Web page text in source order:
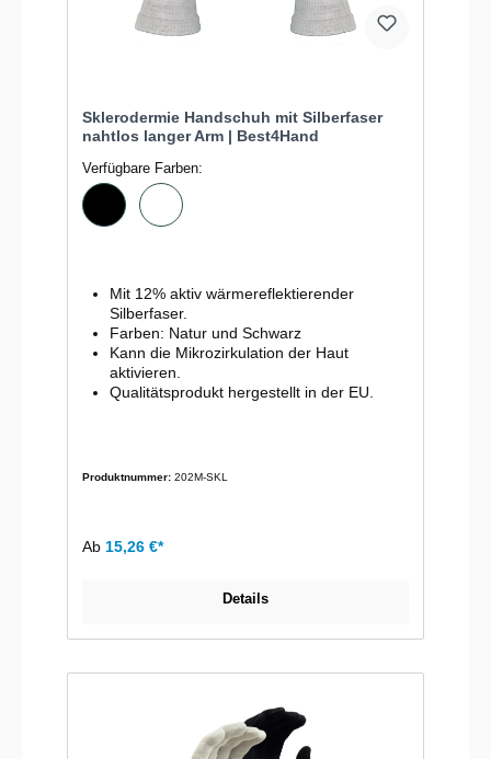
Sklerodermie Handschuh mit Silberfaser
nahtlos langer Arm | Best4Hand
Verfügbare Farben:
Mit 12% aktiv wärmereflektierender
Silberfaser.
Farben: Natur und Schwarz
Kann die Mikrozirkulation der Haut
aktivieren.
Qualitätsprodukt hergestellt in der EU.
Produktnummer: 202M-SKL
Ab 15,26 €*
Details